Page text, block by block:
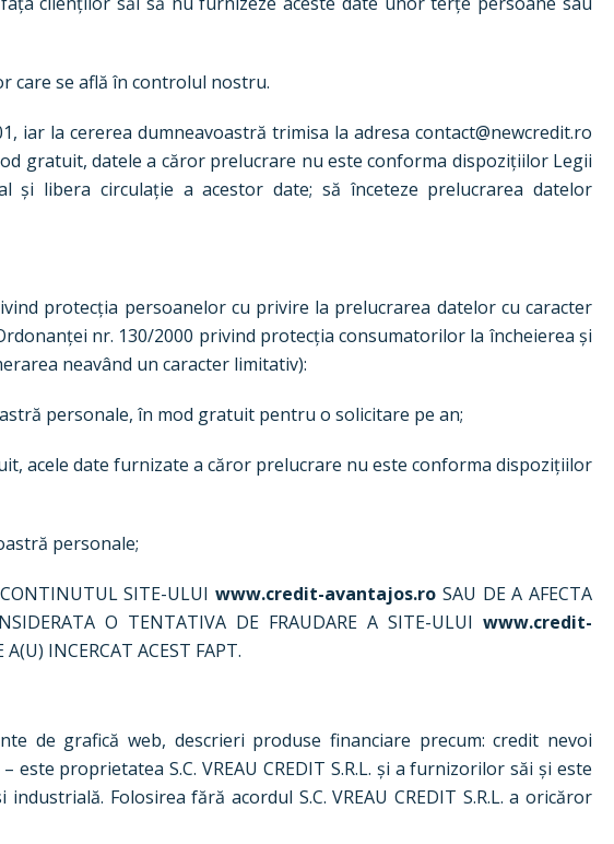
care se află în controlul nostru.
iar la cererea dumneavoastră trimisa la adresa contact@newcredit.ro
gratuit, datele a căror prelucrare nu este conforma dispozițiilor Legii
libera circulație a acestor date; să înceteze prelucrarea datelor
protecția persoanelor cu privire la prelucrarea datelor cu caracter
nr. 130/2000 privind protecția consumatorilor la încheierea și
neavând un caracter limitativ):
personale, în mod gratuit pentru o solicitare pe an;
acele date furnizate a căror prelucrare nu este conforma dispozițiilor
personale;
SITE-ULUI www.credit-avantajos.ro SAU DE A AFECTA
O TENTATIVA DE FRAUDARE A SITE-ULUI www.credit-
INCERCAT ACEST FAPT.
de grafică web, descrieri produse financiare precum: credit nevoi
proprietatea S.C. VREAU CREDIT S.R.L. și a furnizorilor săi și este
Folosirea fără acordul S.C. VREAU CREDIT S.R.L. a oricăror